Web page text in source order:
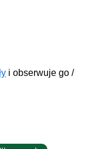
i obserwuje go /